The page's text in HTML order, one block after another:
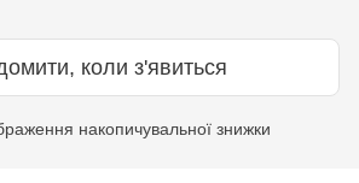
коли з'явиться
накопичувальної знижки